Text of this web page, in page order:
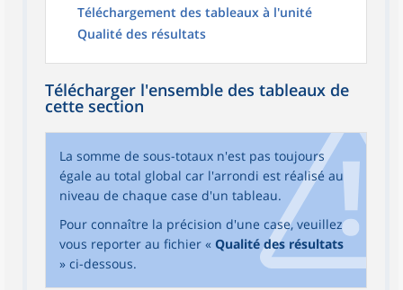
Téléchargement des tableaux à l'unité
Qualité des résultats
Télécharger l'ensemble des tableaux de
cette section
La somme de sous-totaux n'est pas toujours
égale au total global car l'arrondi est réalisé au
niveau de chaque case d'un tableau.
Pour connaître la précision d'une case, veuillez
vous reporter au fichier « Qualité des résultats
» ci-dessous.